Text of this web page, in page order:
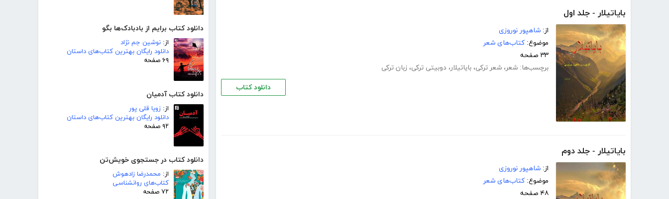
دانلود کتاب برایم از بادبادک‌ها بگو
از: نوشین جم نژاد
دانلود رایگان بهترین کتاب‌های داستان
۶۹ صفحه
دانلود کتاب آدمیان
از: زویا قلی پور
دانلود رایگان بهترین کتاب‌های داستان
۹۲ صفحه
دانلود کتاب در جستجوی خویش‌تن
از: محمدرضا زادهوش
کتاب‌های روانشناسی
۷۲ صفحه
بایاتیلار - جلد اول
از: شاهپور نوروزی
موضوع: کتاب‌های شعر
۳۳ صفحه
برچسب‌ها: شعر، شعر ترکی، بایاتیلار، دوبیتی ترکی، زبان ترکی
دانلود کتاب
بایاتیلار - جلد دوم
از: شاهپور نوروزی
موضوع: کتاب‌های شعر
۴۸ صفحه